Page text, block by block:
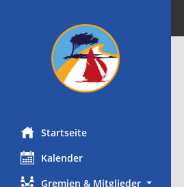
Startseite
Kalender
Gremien & Mitglieder